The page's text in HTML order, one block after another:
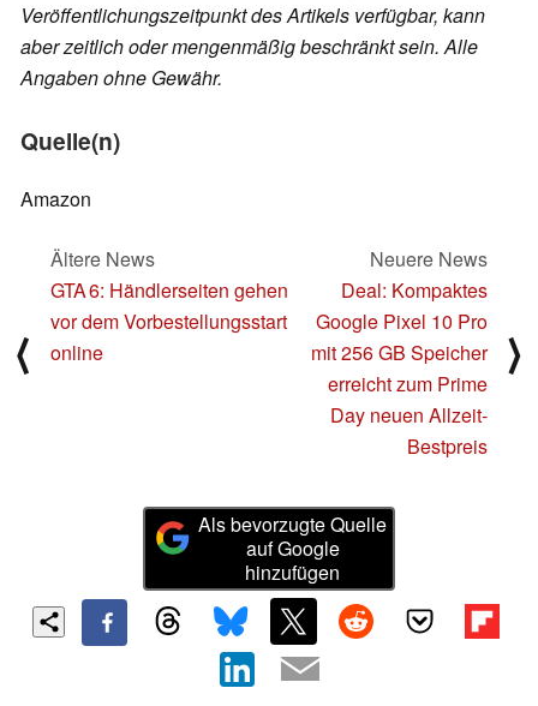
Veröffentlichungszeitpunkt des Artikels verfügbar, kann
aber zeitlich oder mengenmäßig beschränkt sein. Alle
Angaben ohne Gewähr.
Quelle(n)
Amazon
⟨
Ältere News
GTA 6: Händlerseiten gehen
vor dem Vorbestellungsstart
online
Neuere News
Deal: Kompaktes
Google Pixel 10 Pro
mit 256 GB Speicher
erreicht zum Prime
Day neuen Allzeit-
Bestpreis
⟩
Als bevorzugte Quelle
auf Google
hinzufügen